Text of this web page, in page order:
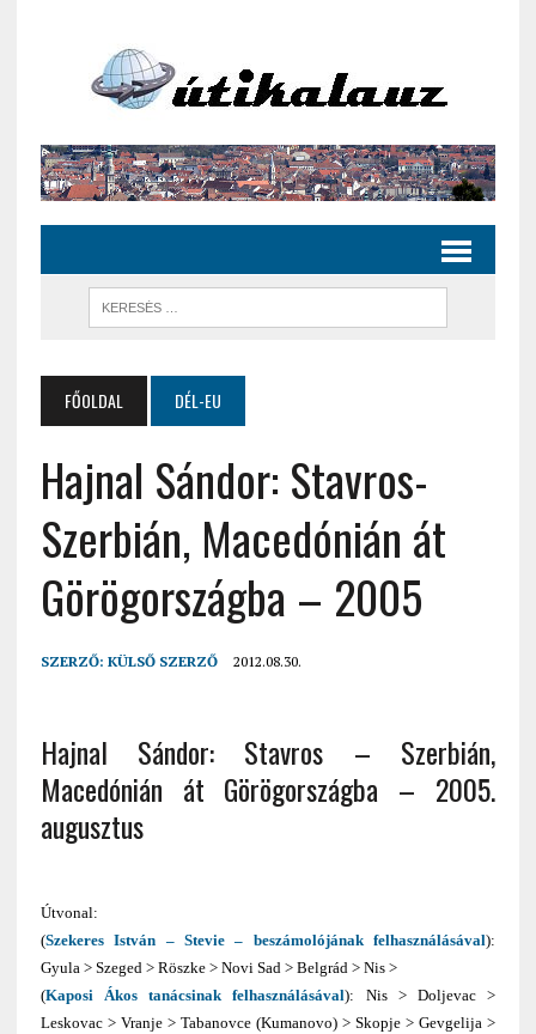
FŐOLDAL DÉL-EU
Hajnal Sándor: Stavros-
Szerbián, Macedónián át
Görögországba – 2005
SZERZŐ: KÜLSŐ SZERZŐ 2012.08.30.
Hajnal Sándor: Stavros – Szerbián,
Macedónián át Görögországba – 2005.
augusztus
Útvonal:
(Szekeres István – Stevie – beszámolójának felhasználásával):
Gyula > Szeged > Röszke > Novi Sad > Belgrád > Nis >
(Kaposi Ákos tanácsinak felhasználásával): Nis > Doljevac >
Leskovac > Vranje > Tabanovce (Kumanovo) > Skopje > Gevgelija >